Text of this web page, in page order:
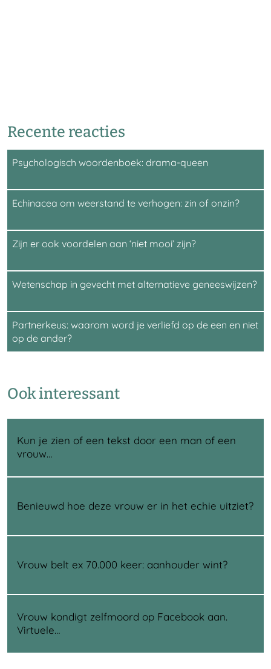
Recente reacties
Psychologisch woordenboek: drama-queen
Echinacea om weerstand te verhogen: zin of onzin?
Zijn er ook voordelen aan ‘niet mooi’ zijn?
Wetenschap in gevecht met alternatieve geneeswijzen?
Partnerkeus: waarom word je verliefd op de een en niet
op de ander?
Ook interessant
Kun je zien of een tekst door een man of een
vrouw…
Benieuwd hoe deze vrouw er in het echie uitziet?
Vrouw belt ex 70.000 keer: aanhouder wint?
Vrouw kondigt zelfmoord op Facebook aan.
Virtuele…